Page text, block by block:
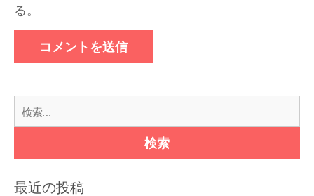
る。
最近の投稿